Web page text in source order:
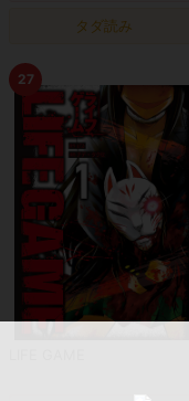
タダ読み
27